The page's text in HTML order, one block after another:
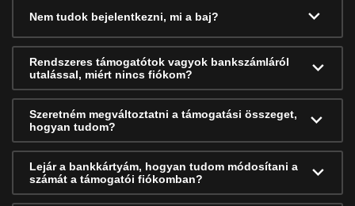
Nem tudok bejelentkezni, mi a baj?
Rendszeres támogatótok vagyok bankszámláról
utalással, miért nincs fiókom?
Szeretném megváltoztatni a támogatási összeget,
hogyan tudom?
Lejár a bankkártyám, hogyan tudom módosítani a
számát a támogatói fiókomban?